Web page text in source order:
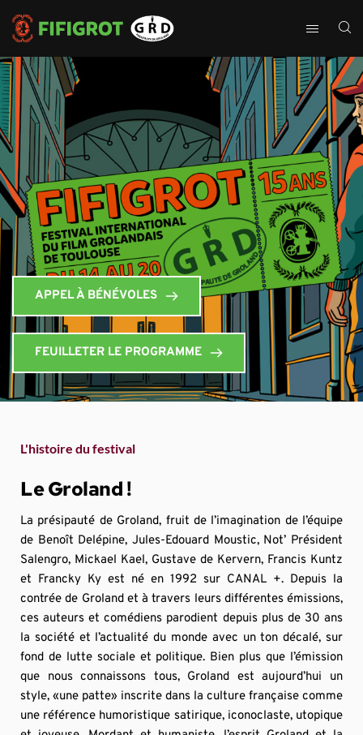
APPEL À BÉNÉVOLES
FEUILLETER LE PROGRAMME
L'histoire du festival
Le Groland !
La présipauté de Groland, fruit de l’imagination de l’équipe
de Benoît Delépine, Jules-Edouard Moustic, Not’ Président
Salengro, Mickael Kael, Gustave de Kervern, Francis Kuntz
et Francky Ky est né en 1992 sur CANAL +. Depuis la
contrée de Groland et à travers leurs différentes émissions,
ces auteurs et comédiens parodient depuis plus de 30 ans
la société et l’actualité du monde avec un ton décalé, sur
fond de lutte sociale et politique. Bien plus que l’émission
que nous connaissons tous, Groland est aujourd’hui un
style, «une patte» inscrite dans la culture française comme
une référence humoristique satirique, iconoclaste, utopique